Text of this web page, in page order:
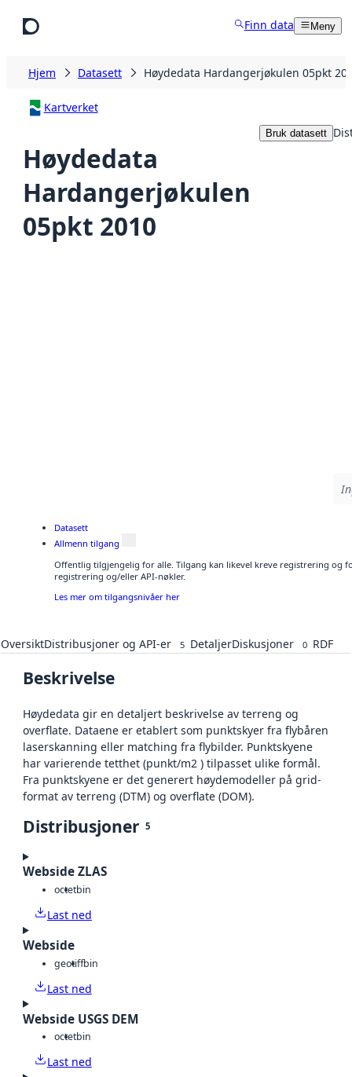
Finn data Meny
Hjem Datasett Høydedata Hardangerjøkulen 05pkt
Kartverket
Høydedata
Hardangerjøkulen
05pkt 2010
Bruk datasett
Datasett
Allmenn tilgang
Offentlig tilgjengelig for alle. Tilgang kan likevel kreve registrering og
registrering og/eller API-nøkler.
Les mer om tilgangsnivåer her
OversiktDistribusjoner og API-er 5 DetaljerDiskusjoner 0 RDF
Beskrivelse
Høydedata gir en detaljert beskrivelse av terreng og
overflate. Dataene er etablert som punktskyer fra flybåren
laserskanning eller matching fra flybilder. Punktskyene
har varierende tetthet (punkt/m2 ) tilpasset ulike formål.
Fra punktskyene er det generert høydemodeller på grid-
format av terreng (DTM) og overflate (DOM).
Distribusjoner 5
Webside ZLAS
octetbin
Last ned
Webside
geotiffbin
Last ned
Webside USGS DEM
octetbin
Last ned